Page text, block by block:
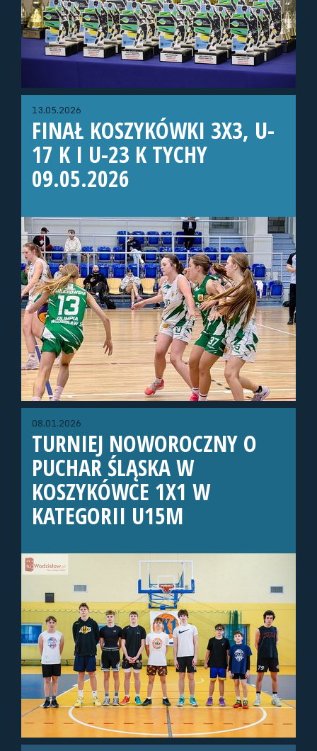
13.05.2026
FINAŁ KOSZYKÓWKI 3X3, U-
17 K I U-23 K TYCHY
09.05.2026
08.01.2026
TURNIEJ NOWOROCZNY O
PUCHAR ŚLĄSKA W
KOSZYKÓWCE 1X1 W
KATEGORII U15M